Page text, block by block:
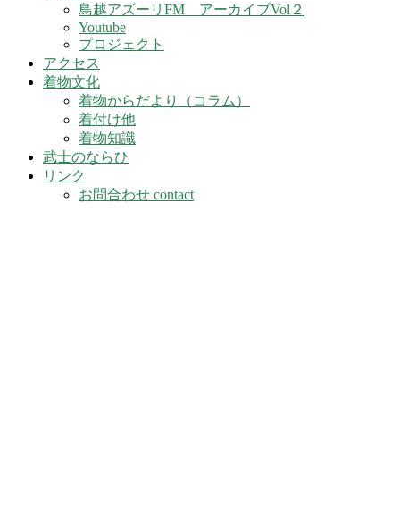
鳥越アズーリFM アーカイブVol２
Youtube
プロジェクト
アクセス
着物文化
着物からだより（コラム）
着付け他
着物知識
武士のならひ
リンク
お問合わせ contact